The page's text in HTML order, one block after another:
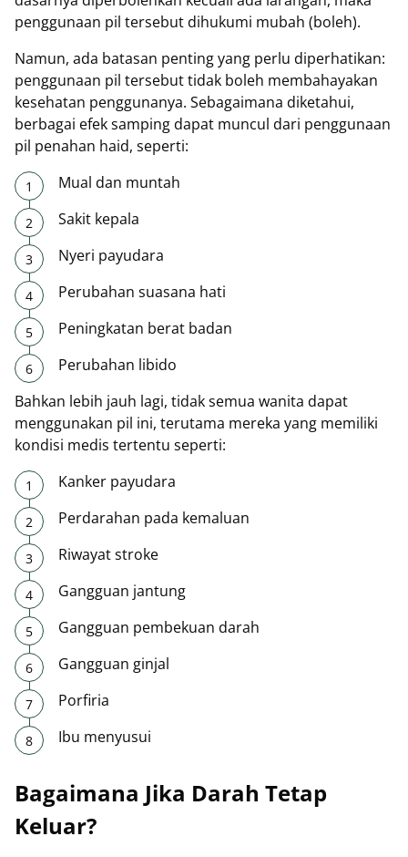
penggunaan pil tersebut dihukumi mubah (boleh).
Namun, ada batasan penting yang perlu diperhatikan:
penggunaan pil tersebut tidak boleh membahayakan
kesehatan penggunanya. Sebagaimana diketahui,
berbagai efek samping dapat muncul dari penggunaan
pil penahan haid, seperti:
Mual dan muntah
Sakit kepala
Nyeri payudara
Perubahan suasana hati
Peningkatan berat badan
Perubahan libido
Bahkan lebih jauh lagi, tidak semua wanita dapat
menggunakan pil ini, terutama mereka yang memiliki
kondisi medis tertentu seperti:
Kanker payudara
Perdarahan pada kemaluan
Riwayat stroke
Gangguan jantung
Gangguan pembekuan darah
Gangguan ginjal
Porfiria
Ibu menyusui
Bagaimana Jika Darah Tetap
Keluar?